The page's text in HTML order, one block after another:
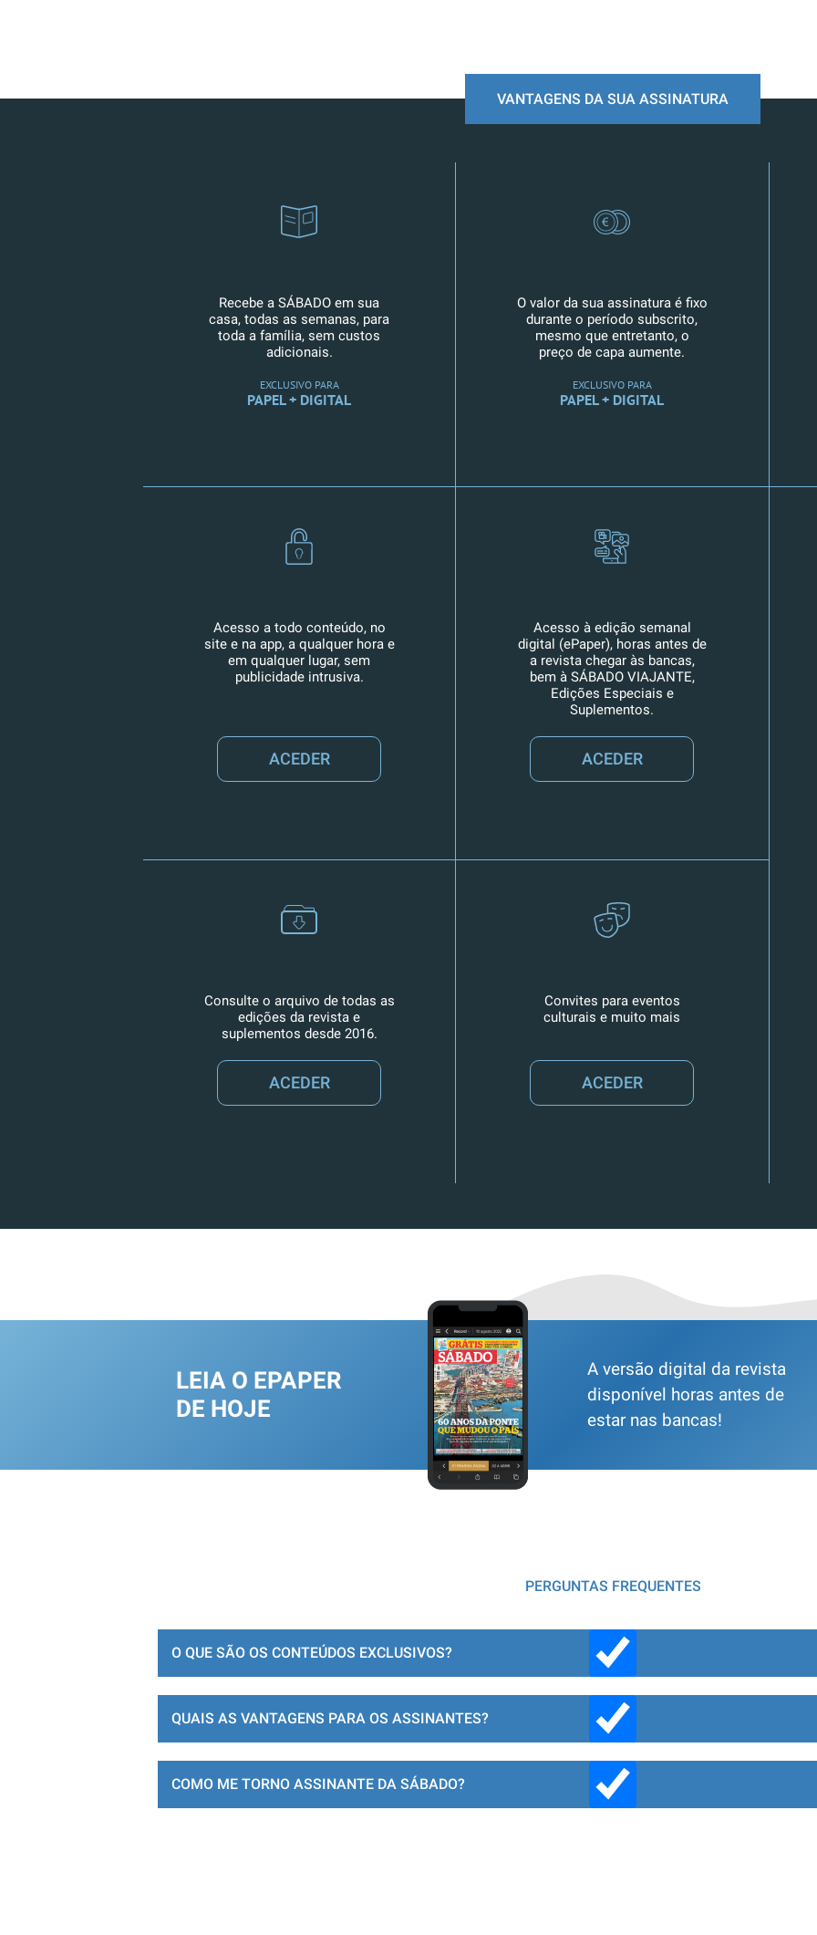
VANTAGENS DA SUA ASSINATURA
Recebe a SÁBADO em sua
casa, todas as semanas, para
toda a família, sem custos
adicionais.
EXCLUSIVO PARA
PAPEL + DIGITAL
O valor da sua assinatura é fixo
durante o período subscrito,
mesmo que entretanto, o
preço de capa aumente.
EXCLUSIVO PARA
PAPEL + DIGITAL
Acesso a todo conteúdo, no
site e na app, a qualquer hora e
em qualquer lugar, sem
publicidade intrusiva.
ACEDER
Acesso à edição semanal
digital (ePaper), horas antes de
a revista chegar às bancas,
bem à SÁBADO VIAJANTE,
Edições Especiais e
Suplementos.
ACEDER
Consulte o arquivo de todas as
edições da revista e
suplementos desde 2016.
ACEDER
Convites para eventos
culturais e muito mais
ACEDER
LEIA O EPAPER
DE HOJE
A versão digital da revista
disponível horas antes de
estar nas bancas!
PERGUNTAS FREQUENTES
O QUE SÃO OS CONTEÚDOS EXCLUSIVOS?
QUAIS AS VANTAGENS PARA OS ASSINANTES?
COMO ME TORNO ASSINANTE DA SÁBADO?